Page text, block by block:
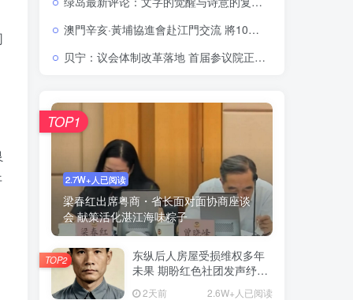
澳門辛亥·黃埔協進會赴江門交流 將10月舉辦口述歷史座談會
贝宁：议会体制改革落地 首届参议院正式揭牌运行
2.7W+人已阅读
梁春红出席粤商・省长面对面协商座谈
会 献策活化湛江海味粽子
TOP1
东纵后人房屋受损维权多年
未果 期盼红色社团发声纾解
2天前 2.6W+人已阅读
TOP2